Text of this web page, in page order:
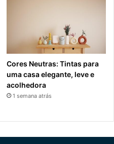
Cores Neutras: Tintas para
uma casa elegante, leve e
acolhedora
1 semana atrás